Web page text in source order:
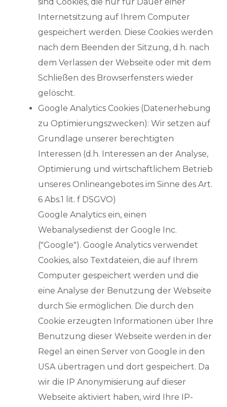
Internetsitzung auf Ihrem Computer
gespeichert werden. Diese Cookies werden
nach dem Beenden der Sitzung, d.h. nach
dem Verlassen der Webseite oder mit dem
Schließen des Browserfensters wieder
gelöscht.
Google Analytics Cookies (Datenerhebung
zu Optimierungszwecken): Wir setzen auf
Grundlage unserer berechtigten
Interessen (d.h. Interessen an der Analyse,
Optimierung und wirtschaftlichem Betrieb
unseres Onlineangebotes im Sinne des Art.
6 Abs.1 lit. f DSGVO)
Google Analytics ein, einen
Webanalysedienst der Google Inc.
("Google"). Google Analytics verwendet
Cookies, also Textdateien, die auf Ihrem
Computer gespeichert werden und die
eine Analyse der Benutzung der Webseite
durch Sie ermöglichen. Die durch den
Cookie erzeugten Informationen über Ihre
Benutzung dieser Webseite werden in der
Regel an einen Server von Google in den
USA übertragen und dort gespeichert. Da
wir die IP Anonymisierung auf dieser
Webseite aktiviert haben, wird Ihre IP-